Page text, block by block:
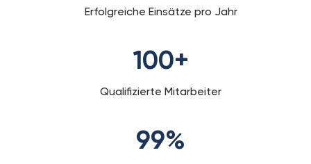
Erfolgreiche Einsätze pro Jahr
100+
Qualifizierte Mitarbeiter
99%